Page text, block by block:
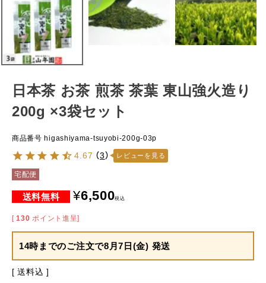
日本茶 お茶 煎茶 茶葉 東山強火造り
200g ×3袋セット
商品番号 higashiyama-tsuyobi-200g-03p
4.67 （3） レビューを見る
宅配便
¥6,500税込
[ 130 ポイント進呈]
14時までのご注文で8月7日(金) 発送
送料込